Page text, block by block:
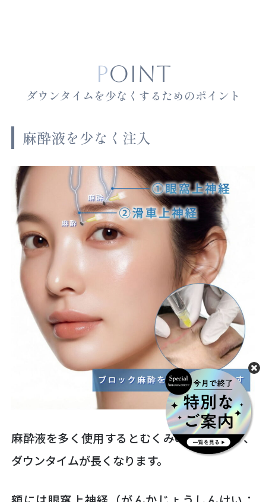
POINT
ダウンタイムを少なくするためのポイント
麻酔液を少なく注入
麻酔液を多く使用するとむくみの原因となり、
ダウンタイムが長くなります。